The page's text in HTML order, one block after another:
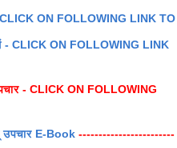
- CLICK ON FOLLOWING LINK TO
- CLICK ON FOLLOWING
------------------------